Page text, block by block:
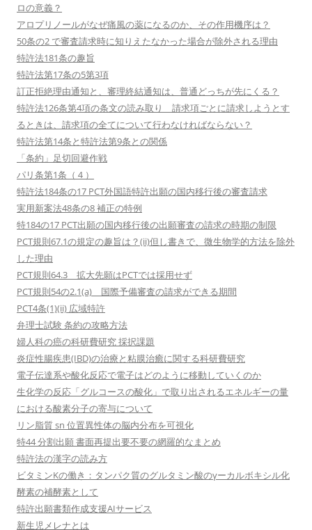
ロの意義？
アロプリノールがなぜ痛風の薬になるのか、その作用機序は？
50条の2 で審査請求時に知りえたなかった場合が除外される理由
特許法181条の趣旨
特許法第17条の5第3項
訂正拒絶理由通知と、審理終結通知は、普通どっちが先にくる？
特許法126条第4項の条文の読み取り 請求項ごとに請求しようとす
るときは、請求項の全てについて行わなければならない？
特許法第14条と特許法第9条との関係
「条約」足切回避作戦
パリ条第1条（４）
特許法184条の17 PCT外国語特許出願の国内移行後の審査請求
実用新案法48条の8 補正の特例
特184の17 PCT出願の国内移行後の出願審査の請求の時期の制限
PCT規則67.1の規定の趣旨は？(ii)但し書きで、微生物学的方法を除外
した理由
PCT規則64.3 拡大先願はPCTでは採用せず
PCT規則54の2.1(a) 国際予備審査の請求ができる期間
PCT4条(1)(ii) 広域特許
弁理士試験 条約の攻略方法
婦人科の癌の科研費研究 採択課題
炎症性腸疾患(IBD)の治療と粘膜治癒に関する科研費研究
電子伝達系や酸化反応で電子はどのように移動していくのか
生化学の反応「グルコースの酸化」で取り出されるエネルギーの量
における酸素分子の寄与について
リン脂質 sn 位置異性体の脳内分布を可視化
特44 分割出願 書面再提出要不要の網羅的なまとめ
特許法の漢字の読み方
ビタミンKの働き：タンパク質のグルタミン酸のγーカルボキシル化
酵素の補酵素として
特許出願書類作成支援AIサービス
新生児メレナとは